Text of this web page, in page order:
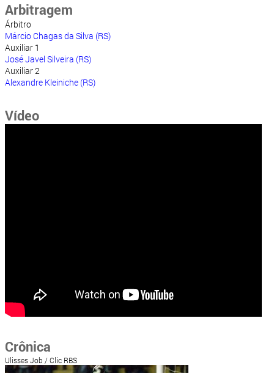
Arbitragem
Árbitro
Márcio Chagas da Silva (RS)
Auxiliar 1
José Javel Silveira (RS)
Auxiliar 2
Alexandre Kleiniche (RS)
Vídeo
Crônica
Ulisses Job / Clic RBS